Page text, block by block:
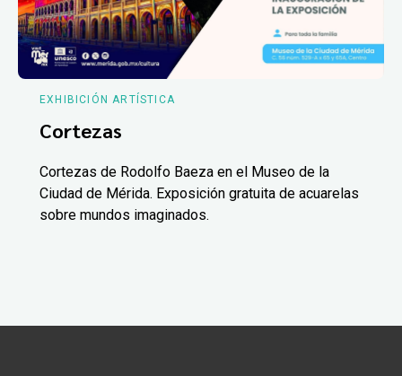
EXHIBICIÓN ARTÍSTICA
Cortezas
Cortezas de Rodolfo Baeza en el Museo de la
Ciudad de Mérida. Exposición gratuita de acuarelas
sobre mundos imaginados.